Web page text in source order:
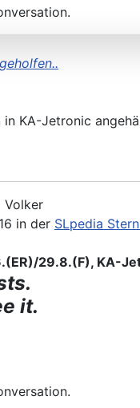
KA-Jetronic
Volker
in der SLpedia
29.8.(F), KA-
it.